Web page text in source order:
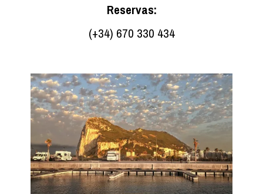
Reservas:
(+34) 670 330 434